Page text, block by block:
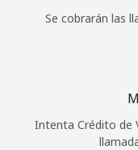
Se cobrarán las
Intenta Crédito de